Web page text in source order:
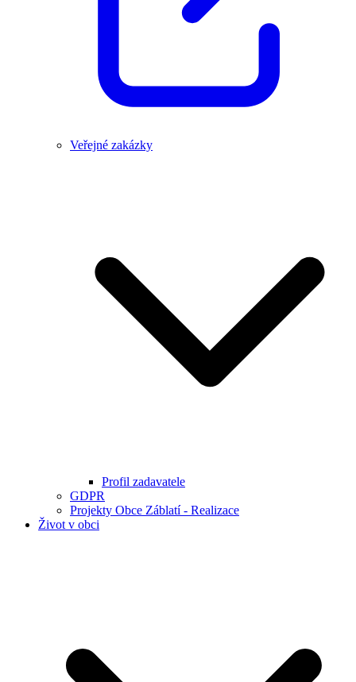
Veřejné zakázky
Profil zadavatele
GDPR
Projekty Obce Záblatí - Realizace
Život v obci